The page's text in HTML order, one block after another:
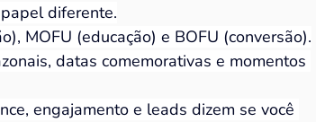
diferente.
MOFU (educação) e BOFU (conversão).
datas comemorativas e momentos
engajamento e leads dizem se você